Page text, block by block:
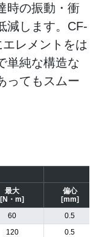
時の振動・衝
減します。CF-
レメントをは
単純な構造な
ってもスムー
最大
[N・m]
偏心
[mm]
60
0.5
120
0.5